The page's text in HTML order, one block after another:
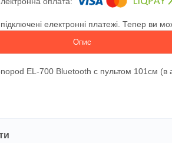
електронні платежі. Тепер ви
Опис
EL-700 Bluetooth с пультом 101см (в